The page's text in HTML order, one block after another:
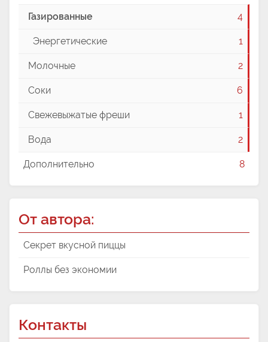
Газированные 4
Энергетические 1
Молочные 2
Соки 6
Свежевыжатые фреши 1
Вода 2
Дополнительно 8
От автора:
Секрет вкусной пиццы
Роллы без экономии
Контакты